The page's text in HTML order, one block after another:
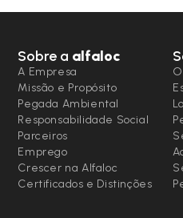
Sobre a alfaloc
A Empresa
Missão e Propósito
Pegada Ambiental
Responsabilidade Social
Parceiros
Emprego
Crescer na Alfaloc
Certificados e Distinções